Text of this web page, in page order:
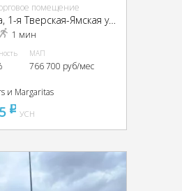
помещение
ЦАО, г Москва, 1-я Тверская-Ямская ул., 2, стр. 1
1 мин
МАП
766 700 руб/мес
и Margaritas
pуб
УСН